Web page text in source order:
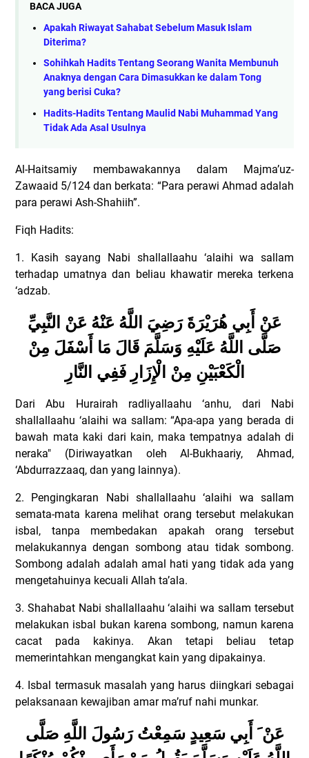
BACA JUGA
Apakah Riwayat Sahabat Sebelum Masuk Islam
Diterima?
Sohihkah Hadits Tentang Seorang Wanita Membunuh
Anaknya dengan Cara Dimasukkan ke dalam Tong
yang berisi Cuka?
Hadits-Hadits Tentang Maulid Nabi Muhammad Yang
Tidak Ada Asal Usulnya
Al-Haitsamiy membawakannya dalam Majma’uz-
Zawaaid 5/124 dan berkata: “Para perawi Ahmad adalah
para perawi Ash-Shahiih”.
Fiqh Hadits:
1. Kasih sayang Nabi shallallaahu ‘alaihi wa sallam
terhadap umatnya dan beliau khawatir mereka terkena
‘adzab.
عَنْ أَبِي هُرَيْرَةَ رَضِيَ اللَّهُ عَنْهُ عَنْ النَّبِيِّ
صَلَّى اللَّهُ عَلَيْهِ وَسَلَّمَ قَالَ مَا أَسْفَلَ مِنْ
الْكَعْبَيْنِ مِنْ الْإِزَارِ فَفِي النَّارِ
Dari Abu Hurairah radliyallaahu ‘anhu, dari Nabi
shallallaahu ‘alaihi wa sallam: “Apa-apa yang berada di
bawah mata kaki dari kain, maka tempatnya adalah di
neraka" (Diriwayatkan oleh Al-Bukhaariy, Ahmad,
‘Abdurrazzaaq, dan yang lainnya).
2. Pengingkaran Nabi shallallaahu ‘alaihi wa sallam
semata-mata karena melihat orang tersebut melakukan
isbal, tanpa membedakan apakah orang tersebut
melakukannya dengan sombong atau tidak sombong.
Sombong adalah adalah amal hati yang tidak ada yang
mengetahuinya kecuali Allah ta’ala.
3. Shahabat Nabi shallallaahu ‘alaihi wa sallam tersebut
melakukan isbal bukan karena sombong, namun karena
cacat pada kakinya. Akan tetapi beliau tetap
memerintahkan mengangkat kain yang dipakainya.
4. Isbal termasuk masalah yang harus diingkari sebagai
pelaksanaan kewajiban amar ma’ruf nahi munkar.
عَنْ َ أَبِي سَعِيدٍ سَمِعْتُ رَسُولَ اللَّهِ صَلَّى